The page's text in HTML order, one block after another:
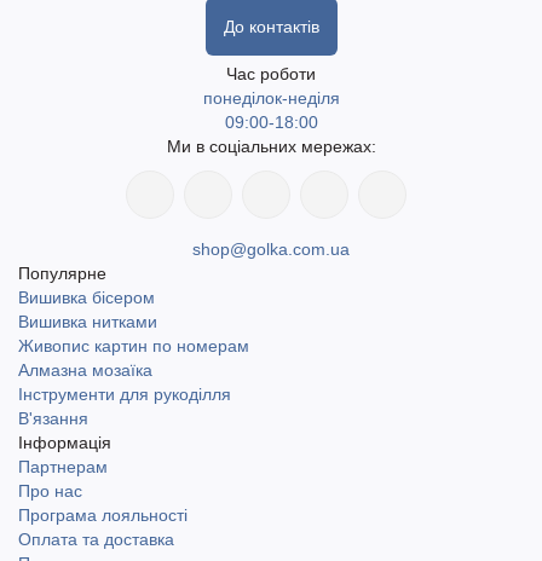
До контактів
Час роботи
понеділок-неділя
09:00-18:00
Ми в соціальних мережах:
shop@golka.com.ua
Популярне
Вишивка бісером
Вишивка нитками
Живопис картин по номерам
Алмазна мозаїка
Інструменти для рукоділля
В'язання
Інформація
Партнерам
Про нас
Програма лояльності
Оплата та доставка